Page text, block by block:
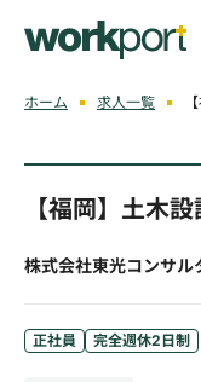
ホーム 求人一覧
【福岡】土木設
株式会社東光コンサル
正社員 完全週休2日制